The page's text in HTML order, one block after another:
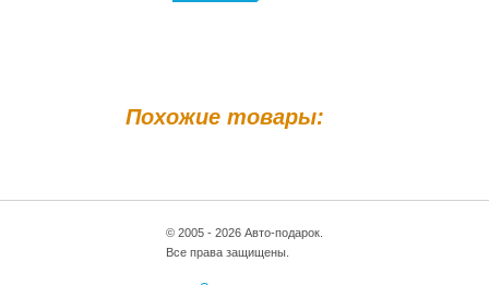
Похожие товары:
© 2005 - 2026 Авто-подарок.
Все права защищены.